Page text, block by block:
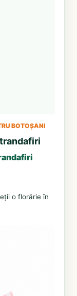
BOTOȘANI
o florărie în